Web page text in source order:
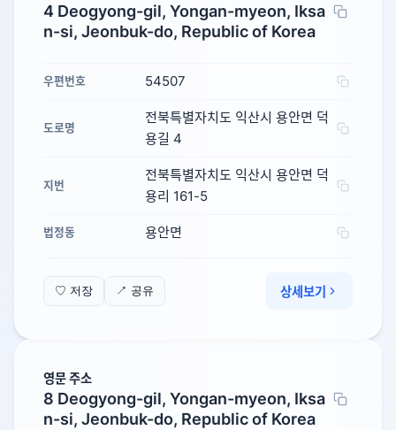
4 Deogyong-gil, Yongan-myeon, Iksa
n-si, Jeonbuk-do, Republic of Korea
우편번호 54507
도로명
전북특별자치도 익산시 용안면 덕
용길 4
지번
전북특별자치도 익산시 용안면 덕
용리 161-5
법정동 용안면
♡ 저장 ↗ 공유 상세보기
영문 주소
8 Deogyong-gil, Yongan-myeon, Iksa
n-si, Jeonbuk-do, Republic of Korea